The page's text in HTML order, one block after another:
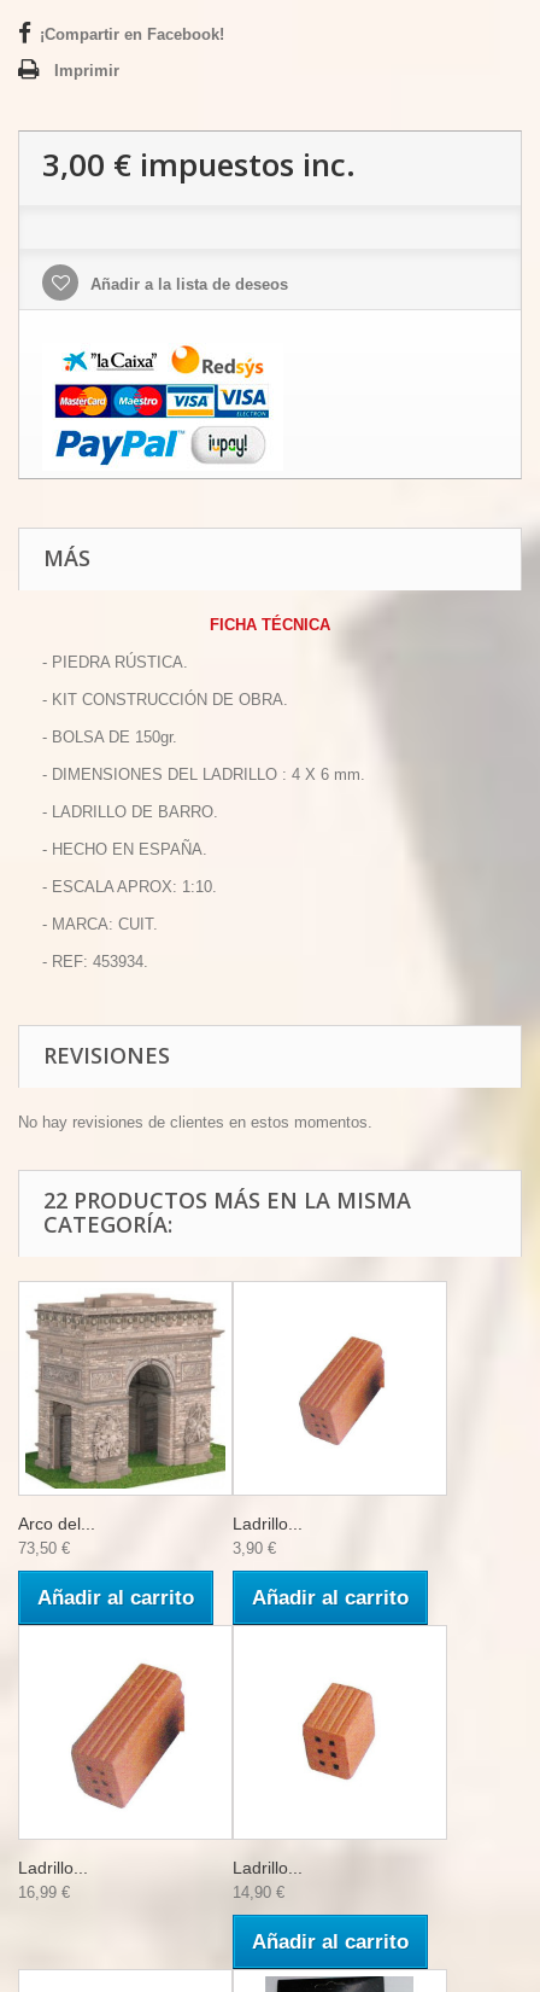
¡Compartir en Facebook!
Imprimir
3,00 € impuestos inc.
Añadir a la lista de deseos
MÁS
FICHA TÉCNICA
- PIEDRA RÚSTICA.
- KIT CONSTRUCCIÓN DE OBRA.
- BOLSA DE 150gr.
- DIMENSIONES DEL LADRILLO : 4 X 6 mm.
- LADRILLO DE BARRO.
- HECHO EN ESPAÑA.
- ESCALA APROX: 1:10.
- MARCA: CUIT.
- REF: 453934.
REVISIONES
No hay revisiones de clientes en estos momentos.
22 PRODUCTOS MÁS EN LA MISMA
CATEGORÍA:
Arco del...
73,50 €
Añadir al carrito
Ladrillo...
3,90 €
Añadir al carrito
Ladrillo...
16,99 €
Ladrillo...
14,90 €
Añadir al carrito